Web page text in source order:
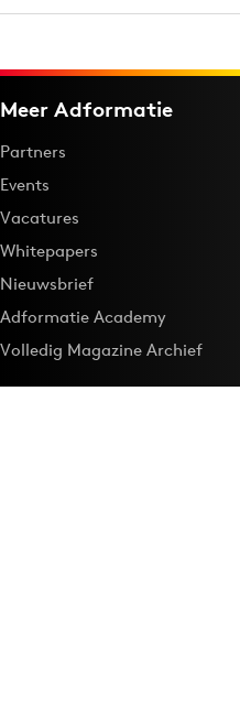
Meer Adformatie
Partners
Events
Vacatures
Whitepapers
Nieuwsbrief
Adformatie Academy
Volledig Magazine Archief